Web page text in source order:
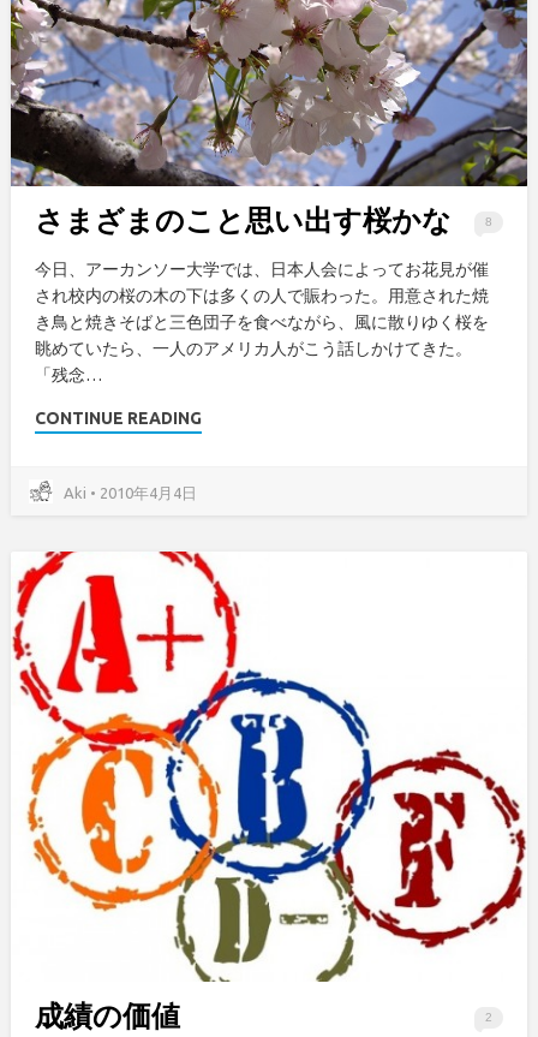
8
さまざまのこと思い出す桜かな
今日、アーカンソー大学では、日本人会によってお花見が催
され校内の桜の木の下は多くの人で賑わった。用意された焼
き鳥と焼きそばと三色団子を食べながら、風に散りゆく桜を
眺めていたら、一人のアメリカ人がこう話しかけてきた。
「残念…
CONTINUE READING
Aki • 2010年4月4日
2
成績の価値